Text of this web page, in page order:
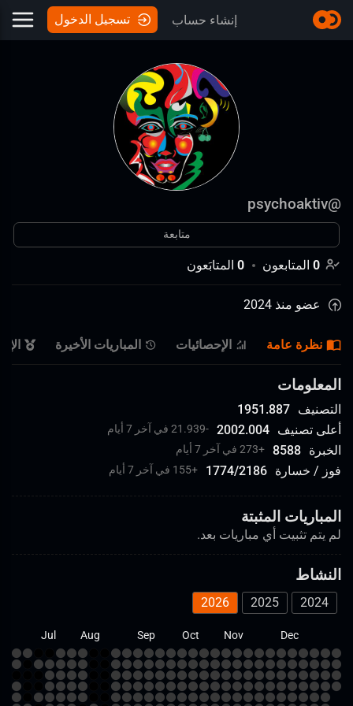
إنشاء حساب تسجيل الدخول
@
psychoaktiv
متابعة
0 المتابعون 0 المتابَعون
عضو منذ 2024
نظرة عامة الإحصائيات المباريات الأخيرة
المعلومات
التصنيف 1951.887
أعلى تصنيف 2002.004 -21.939 في آخر 7 أيام
الخبرة 8588
+273 في آخر 7 أيام
فوز / خسارة 1774/2186
+155 في آخر 7 أيام
المباريات المثبتة
لم يتم تثبيت أي مباريات بعد.
النشاط
2024
2025
2026
Jul Aug Sep Oct Nov Dec